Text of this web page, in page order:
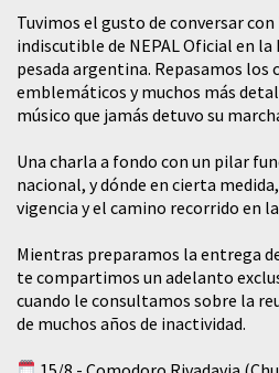
Tuvimos el gusto de conversar
indiscutible de NEPAL Oficial en
pesada argentina. Repasamos los
emblemáticos y muchos más
músico que jamás detuvo su
​Una charla a fondo con un pilar
nacional, y dónde en cierta
vigencia y el camino recorrido en
Mientras preparamos la entrega
te compartimos un adelanto
cuando le consultamos sobre la
de muchos años de inactividad.